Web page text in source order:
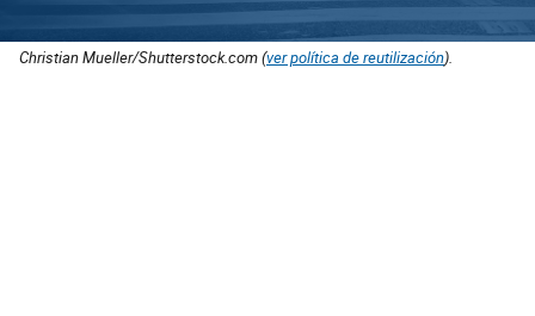
Christian Mueller/Shutterstock.com (ver política de reutilización).